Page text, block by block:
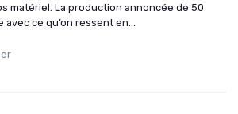
matériel. La production annoncée de 50
ce qu’on ressent en...